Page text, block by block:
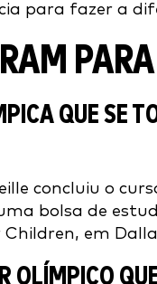
para fazer a
QUE SE
concluiu o
bolsa de
em
OLÍMPICO